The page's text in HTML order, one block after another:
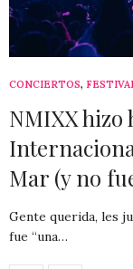
CONCIERTOS,
NMIXX hizo
Mar (y no
Gente querida, les
fue “una…